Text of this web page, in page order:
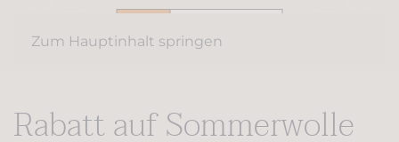
Zum Hauptinhalt springen
Rabatt auf Sommerwolle